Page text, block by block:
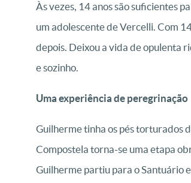
Às vezes, 14 anos são suficientes
um adolescente de Vercelli. Com
depois. Deixou a vida de opulenta
e sozinho.
Uma experiência de peregrinação
Guilherme tinha os pés torturados
Compostela torna-se uma etapa
Guilherme partiu para o Santuário